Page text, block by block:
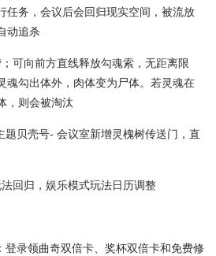
任务，会议后会回归现实空间，被流放
动追杀
可向前方直线释放勾魂索，无距离限
魂勾出体外，肉体变为尸体。若灵魂在
，则会被淘汰
题贝壳号- 会议室新增灵槐树传送门，直
回归，娱乐模式玩法日历调整
登录领曲奇双倍卡、奖杯双倍卡和免费修